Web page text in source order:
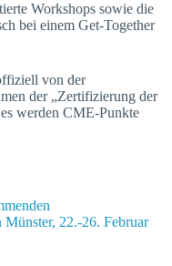
Workshops sowie die
bei einem Get-Together
von der
der „Zertifizierung der
werden CME-Punkte
22.-26. Februar